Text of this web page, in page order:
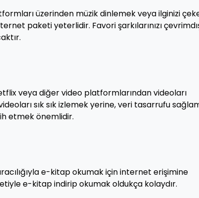
üzerinden müzik dinlemek veya ilginizi
paketi yeterlidir. Favori şarkılarınızı
veya diğer video platformlarından videoları
sık sık izlemek yerine, veri tasarrufu
etmek önemlidir.
e-kitap okumak için internet erişimine
e-kitap indirip okumak oldukça kolaydır.